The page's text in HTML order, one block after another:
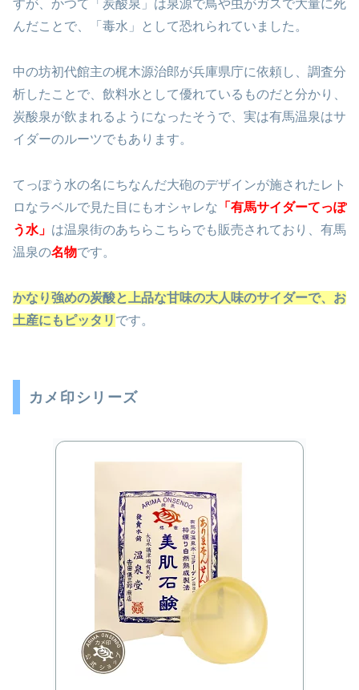
すが、かつて「炭酸泉」は泉源で鳥や虫がガスで大量に死
んだことで、「毒水」として恐れられていました。
中の坊初代館主の梶木源治郎が兵庫県庁に依頼し、調査分
析したことで、飲料水として優れているものだと分かり、
炭酸泉が飲まれるようになったそうで、実は有馬温泉はサ
イダーのルーツでもあります。
てっぽう水の名にちなんだ大砲のデザインが施されたレト
ロなラベルで見た目にもオシャレな 「有馬サイダーてっぽ
う水」 は温泉街のあちらこちらでも販売されており、有馬
温泉の名物です。
かなり強めの炭酸と上品な甘味の大人味のサイダーで、お
土産にもピッタリ です。
カメ印シリーズ